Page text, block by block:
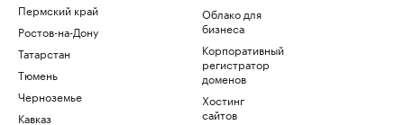
Пермский край
Ростов-на-Дону
Татарстан
Тюмень
Черноземье
Кавказ
Облако для
бизнеса
Корпоративный
регистратор
доменов
Хостинг
сайтов